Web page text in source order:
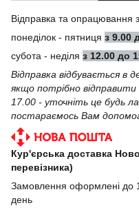
Відправка та опрацювання
понеділок - пятниця з 9.00
субота - неділя з 12.00 до
Відправка відбувається в
якщо потрібно відправити
17.00 - уточніть це будь
постараємось Вам
Кур'єрська доставка
перевізника)
Замовлення оформлені до
день